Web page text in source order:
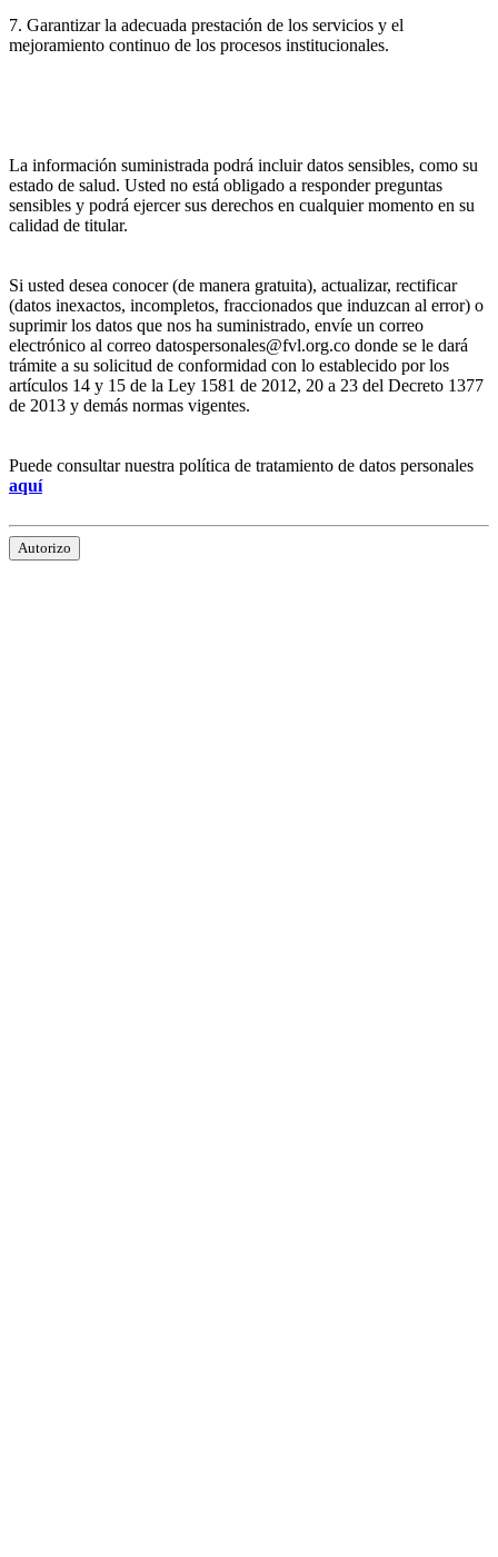
7. Garantizar la adecuada prestación de los servicios y el
mejoramiento continuo de los procesos institucionales.
La información suministrada podrá incluir datos sensibles, como su
estado de salud. Usted no está obligado a responder preguntas
sensibles y podrá ejercer sus derechos en cualquier momento en su
calidad de titular.
Si usted desea conocer (de manera gratuita), actualizar, rectificar
(datos inexactos, incompletos, fraccionados que induzcan al error) o
suprimir los datos que nos ha suministrado, envíe un correo
electrónico al correo datospersonales@fvl.org.co donde se le dará
trámite a su solicitud de conformidad con lo establecido por los
artículos 14 y 15 de la Ley 1581 de 2012, 20 a 23 del Decreto 1377
de 2013 y demás normas vigentes.
Puede consultar nuestra política de tratamiento de datos personales
aquí
Autorizo